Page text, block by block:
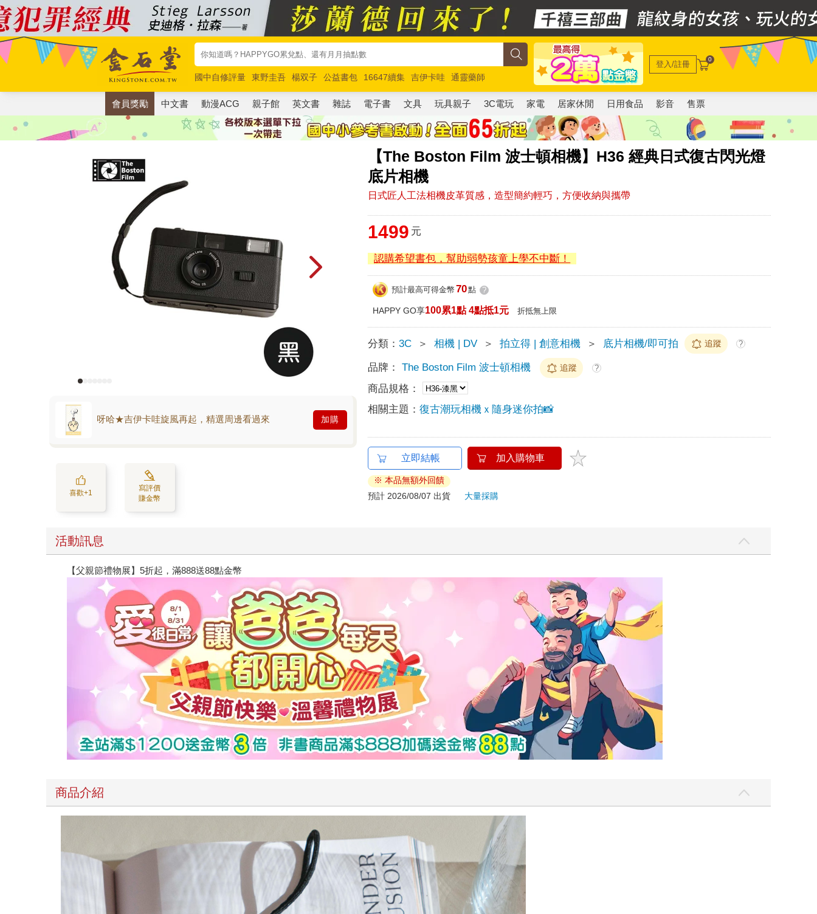
國中自修評量 東野圭吾 楊双子 公益書包 16647續集 吉伊卡哇
通靈藥師
唯紅花綻放
奧德賽 路邊攤新作 馬斯克 玩具總動員5 超慢跑
登入/註冊 0
會員獎勵 中文書 動漫ACG 親子館 英文書 雜誌 電子書 文具 玩具親子 3C電玩 家電 居家休閒 日用食品 影音 售票
【The Boston Film 波士頓相機】H36 經典日式復古閃光燈
底片相機
日式匠人工法相機皮革質感，造型簡約輕巧，方便收納與攜帶
呀哈★吉伊卡哇旋風再起，精選周邊看過來 加購
喜歡+1
寫評價
賺金幣
1499 元
認購希望書包，幫助弱勢孩童上學不中斷！
預計最高可得金幣 70點 ?
HAPPY GO享100累1點 4點抵1元 折抵無上限
分類：3C ＞ 相機 | DV ＞ 拍立得 | 創意相機 ＞ 底片相機/即可拍 追蹤 ?
品牌： The Boston Film 波士頓相機 追蹤 ?
商品規格：
相關主題：復古潮玩相機ｘ隨身迷你拍📸
立即結帳 加入購物車
※ 本品無額外回饋
預計 2026/08/07 出貨
大量採購
活動訊息
【父親節禮物展】5折起，滿888送88點金幣
商品介紹